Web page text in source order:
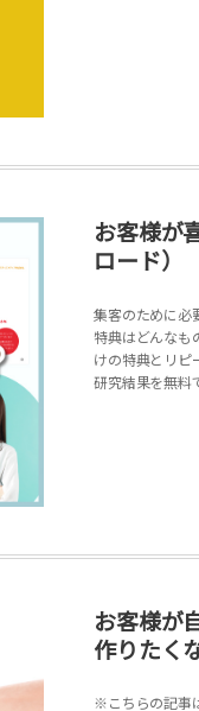
お客様が
ロード）
集客のために必
特典はどんなも
けの特典とリピ
研究結果を無料
お客様が
作りたく
※こちらの記事